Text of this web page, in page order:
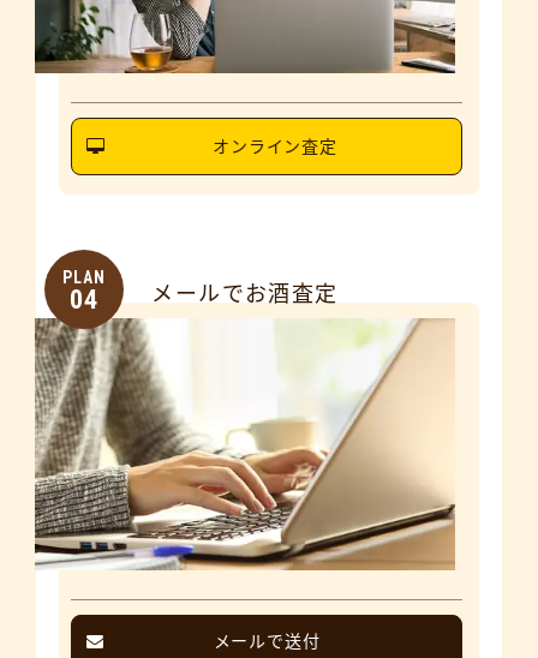
オンライン査定
PLAN
04 メールでお酒査定
メールで送付